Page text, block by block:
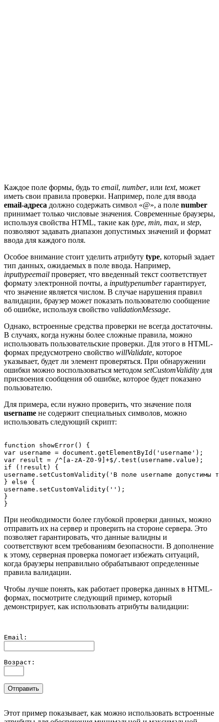
Каждое поле формы, будь то email, number, или text, может
иметь свои правила проверки. Например, поле для ввода
email-адреса должно содержать символ «@», а поле number
принимает только числовые значения. Современные браузеры,
используя свойства HTML, такие как type, min, max, и step,
позволяют задавать диапазон допустимых значений и формат
ввода для каждого поля.
Особое внимание стоит уделить атрибуту type, который задает
тип данных, ожидаемых в поле ввода. Например,
inputtypeemail проверяет, что введенный текст соответствует
формату электронной почты, а inputtypenumberгарантирует,
что значение является числом. В случае нарушения правил
валидации, браузер может показать пользователю сообщение
об ошибке, используя свойство validationMessage.
Однако, встроенные средства проверки не всегда достаточны.
В случаях, когда нужны более сложные правила, можно
использовать пользовательские проверки. Для этого в HTML-
формах предусмотрено свойство willValidate, которое
указывает, будет ли элемент проверяться. При обнаружении
ошибки можно воспользоваться методом setCustomValidity для
присвоения сообщения об ошибке, которое будет показано
пользователю.
Для примера, если нужно проверить, что значение поля
username не содержит специальных символов, можно
использовать следующий скрипт:
function showError() {
var username = document.getElementById('username');
var result = /^[a-zA-Z0-9]+$/.test(username.value);
if (!result) {
username.setCustomValidity('В поле username допустимы
} else {
username.setCustomValidity('');
}
При необходимости более глубокой проверки данных, можно
отправить их на сервер и проверить на стороне сервера. Это
позволяет гарантировать, что данные валидны и
соответствуют всем требованиям безопасности. В дополнение
к этому, серверная проверка помогает избежать ситуаций,
когда браузеры неправильно обрабатывают определенные
правила валидации.
Чтобы лучше понять, как работает проверка данных в HTML-
формах, посмотрите следующий пример, который
демонстрирует, как использовать атрибуты валидации:
Email:
Возраст:
Отправить
Этот пример показывает, как можно использовать встроенные